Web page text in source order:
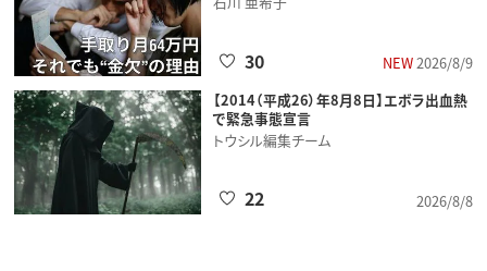
NEW2026/8/9
30
【2014（平成26）年8月8日】エボラ出血熱
で緊急事態宣言
トウシル編集チーム
2026/8/8
22